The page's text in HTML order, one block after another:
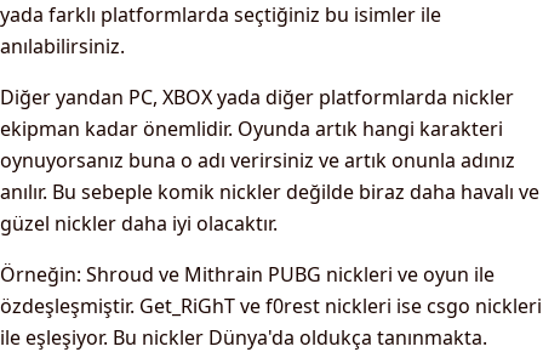
yada farklı platformlarda seçtiğiniz bu isimler ile
anılabilirsiniz.
Diğer yandan PC, XBOX yada diğer platformlarda nickler
ekipman kadar önemlidir. Oyunda artık hangi karakteri
oynuyorsanız buna o adı verirsiniz ve artık onunla adınız
anılır. Bu sebeple komik nickler değilde biraz daha havalı ve
güzel nickler daha iyi olacaktır.
Örneğin: Shroud ve Mithrain PUBG nickleri ve oyun ile
özdeşleşmiştir. Get_RiGhT ve f0rest nickleri ise csgo nickleri
ile eşleşiyor. Bu nickler Dünya'da oldukça tanınmakta.